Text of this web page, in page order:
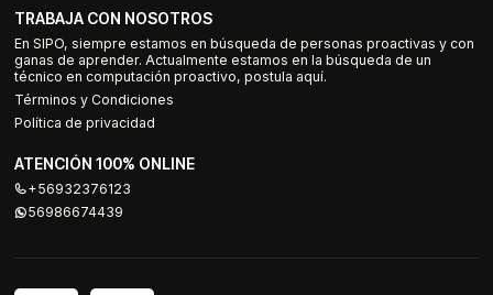
TRABAJA CON NOSOTROS
En SIPO, siempre estamos en búsqueda de personas proactivas y con
ganas de aprender. Actualmente estamos en la búsqueda de un
técnico en computación proactivo, postula aquí.
Términos y Condiciones
Política de privacidad
ATENCIÓN 100% ONLINE
+56932376123
56986674439